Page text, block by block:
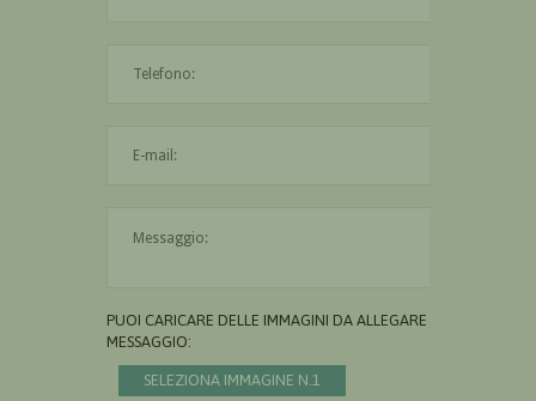
PUOI CARICARE DELLE IMMAGINI DA ALLEGARE AL
MESSAGGIO:
SELEZIONA IMMAGINE N.1